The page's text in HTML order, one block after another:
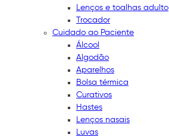
Lenços e toalhas adulto
Trocador
Cuidado ao Paciente
Álcool
Algodão
Aparelhos
Bolsa térmica
Curativos
Hastes
Lenços nasais
Luvas